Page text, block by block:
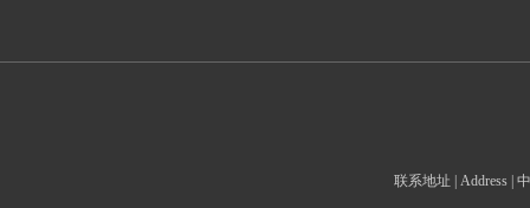
联系地址 | Address |